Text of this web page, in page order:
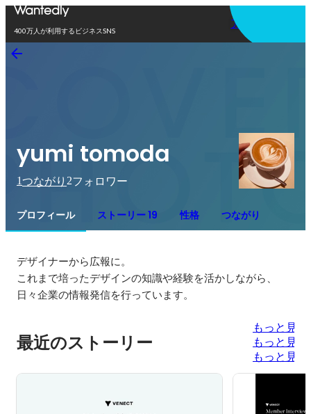
400万人が利用するビジネスSNS
アプリを使う
yumi tomoda
1つながり 2フォロワー
プロフィール ストーリー 19 性格 つながり
デザイナーから広報に。
これまで培ったデザインの知識や経験を活かしながら、
日々企業の情報発信を行っています。
最近のストーリー
もっと見る
もっと見る
もっと見る